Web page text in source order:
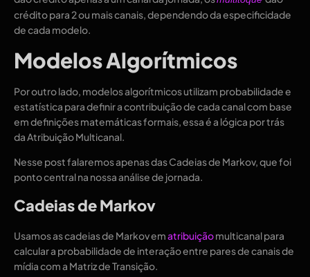
crédito para 2 ou mais canais, dependendo da especificidade
de cada modelo.
Modelos Algorítmicos
Por outro lado, modelos algorítmicos utilizam probabilidade e
estatística para definir a contribuição de cada canal com base
em definições matemáticas formais, essa é a lógica por trás
da Atribuição Multicanal.
Nesse post falaremos apenas das Cadeias de Markov, que foi
ponto central na nossa análise de jornada.
Cadeias de Markov
Usamos as cadeias de Markov ematribuiçãomulticanal para
calcular a probabilidade de interação entre pares de canais de
mídia com a Matriz de Transição.